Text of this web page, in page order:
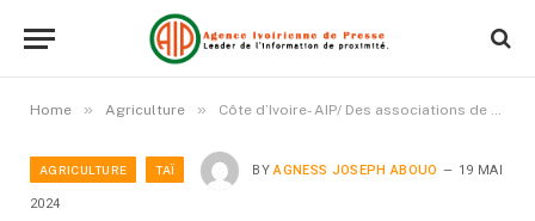
Home » Agriculture » Côte d’Ivoire- AIP/ Des associations de femmes bénéficient d’un don de matériel agricole à Taï
AGRICULTURE TAÏ BY AGNESS JOSEPH ABOUO 19 MAI
2024